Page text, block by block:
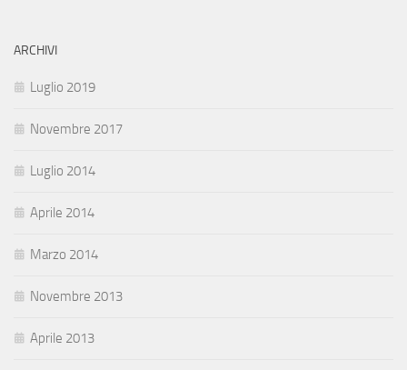
ARCHIVI
Luglio 2019
Novembre 2017
Luglio 2014
Aprile 2014
Marzo 2014
Novembre 2013
Aprile 2013